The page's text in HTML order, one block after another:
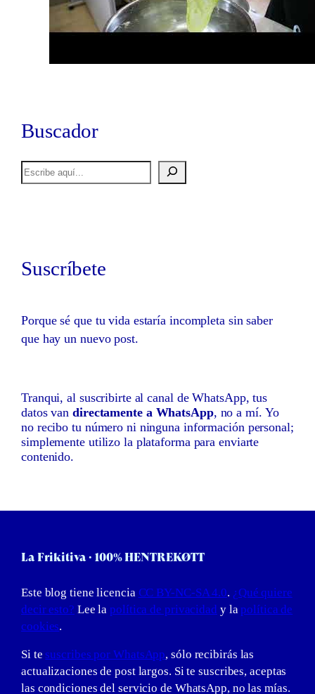
Buscador
Buscar
Suscríbete
Porque sé que tu vida estaría incompleta sin saber
que hay un nuevo post.
Tranqui, al suscribirte al canal de WhatsApp, tus
datos vandirectamente a WhatsApp, no a mí. Yo
no recibo tu número ni ninguna información personal;
simplemente utilizo la plataforma para enviarte
contenido.
La Frikitiva · 100% HENTREKØTT
Este blog tiene licencia CC BY-NC-SA 4.0. ¿Qué quiere
decir esto? Lee lapolítica de privacidad y lapolítica de
cookies.
Si tesuscribes por WhatsApp, sólo recibirás las
actualizaciones de post largos. Si te suscribes, aceptas
las condiciones del servicio de WhatsApp, no las mías.